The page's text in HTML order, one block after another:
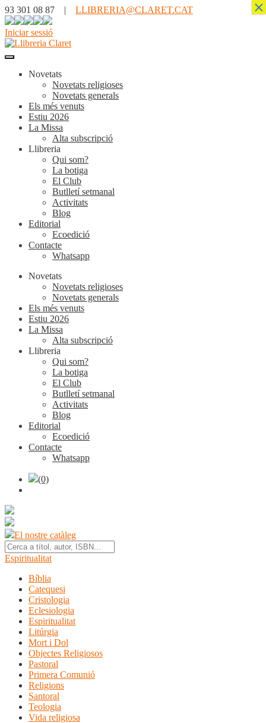
93 301 08 87 | LLIBRERIA@CLARET.CAT
Iniciar sessió
Novetats
Novetats religioses
Novetats generals
Els més venuts
Estiu 2026
La Missa
Alta subscripció
Llibreria
Qui som?
La botiga
El Club
Butlletí setmanal
Activitats
Blog
Editorial
Ecoedició
Contacte
Whatsapp
Novetats
Novetats religioses
Novetats generals
Els més venuts
Estiu 2026
La Missa
Alta subscripció
Llibreria
Qui som?
La botiga
El Club
Butlletí setmanal
Activitats
Blog
Editorial
Ecoedició
Contacte
Whatsapp
(0)
El nostre catàleg
Espiritualitat
Bíblia
Catequesi
Cristologia
Eclesiologia
Espiritualitat
Litúrgia
Mort i Dol
Objectes Religiosos
Pastoral
Primera Comunió
Religions
Santoral
Teologia
Vida religiosa
×